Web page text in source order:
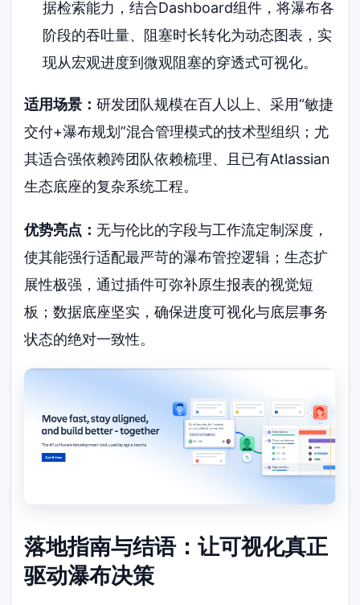
据检索能力，结合Dashboard组件，将瀑布各
阶段的吞吐量、阻塞时长转化为动态图表，实
现从宏观进度到微观阻塞的穿透式可视化。
适用场景：研发团队规模在百人以上、采用“敏捷
交付+瀑布规划”混合管理模式的技术型组织；尤
其适合强依赖跨团队依赖梳理、且已有Atlassian
生态底座的复杂系统工程。
优势亮点： 无与伦比的字段与工作流定制深度，
使其能强行适配最严苛的瀑布管控逻辑；生态扩
展性极强，通过插件可弥补原生报表的视觉短
板；数据底座坚实，确保进度可视化与底层事务
状态的绝对一致性。
落地指南与结语：让可视化真正
驱动瀑布决策